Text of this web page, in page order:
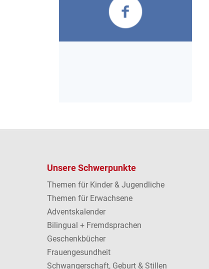
Unsere Schwerpunkte
Themen für Kinder & Jugendliche
Themen für Erwachsene
Adventskalender
Bilingual + Fremdsprachen
Geschenkbücher
Frauengesundheit
Schwangerschaft, Geburt & Stillen